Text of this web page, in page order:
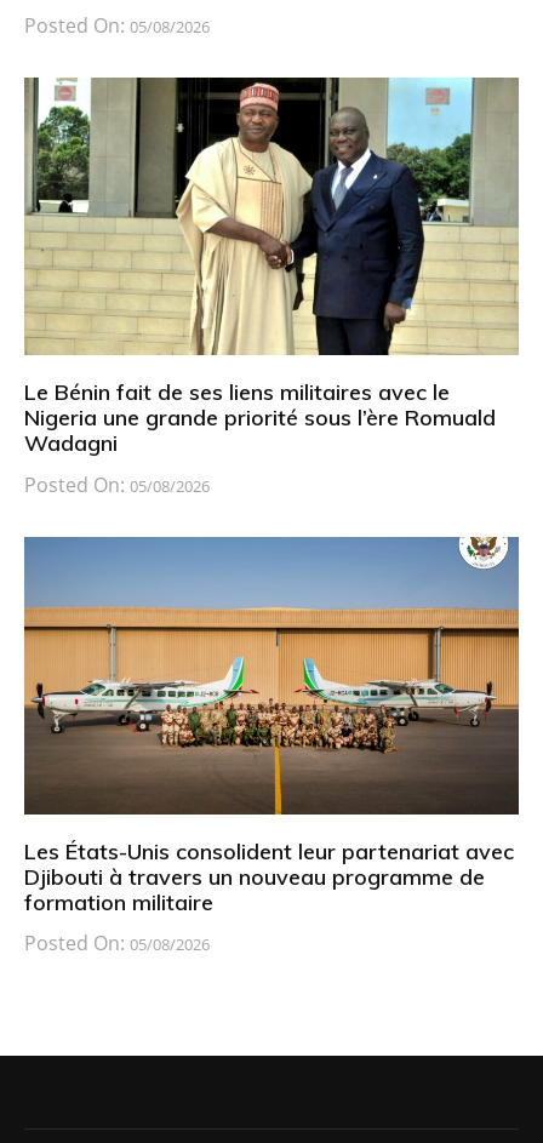
Posted On: 05/08/2026
Le Bénin fait de ses liens militaires avec le
Nigeria une grande priorité sous l’ère Romuald
Wadagni
Posted On: 05/08/2026
Les États-Unis consolident leur partenariat avec
Djibouti à travers un nouveau programme de
formation militaire
Posted On: 05/08/2026